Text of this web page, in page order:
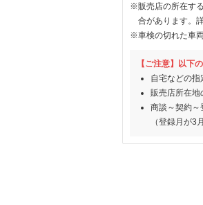
※販売店の所在す
合があります。
※車検の切れた車
【ご注意】以下
自宅などの
販売店所在地
商談～契約～
（登録月が3